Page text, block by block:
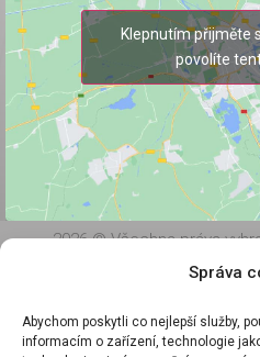
Správa
Abychom poskytli co nejlepší služby,
informacím o zařízení, technologie
Klepnutím přijměte
povolíte
2026 © Všechna práva